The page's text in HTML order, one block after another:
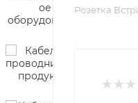
Розетка